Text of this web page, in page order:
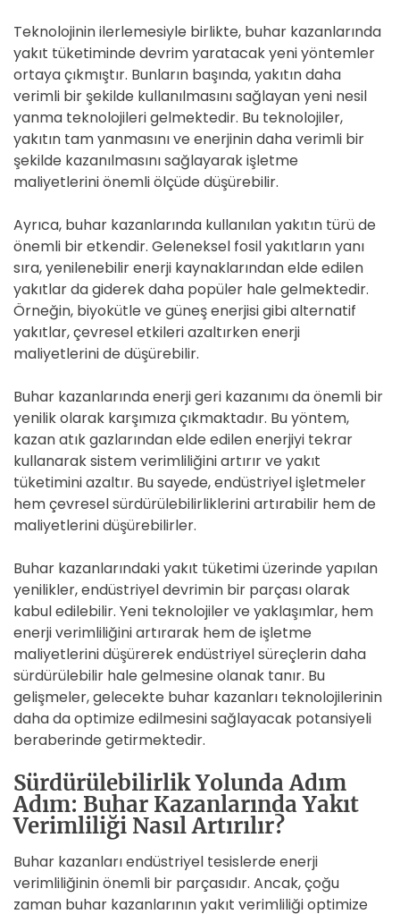
Teknolojinin ilerlemesiyle birlikte, buhar kazanlarında
yakıt tüketiminde devrim yaratacak yeni yöntemler
ortaya çıkmıştır. Bunların başında, yakıtın daha
verimli bir şekilde kullanılmasını sağlayan yeni nesil
yanma teknolojileri gelmektedir. Bu teknolojiler,
yakıtın tam yanmasını ve enerjinin daha verimli bir
şekilde kazanılmasını sağlayarak işletme
maliyetlerini önemli ölçüde düşürebilir.
Ayrıca, buhar kazanlarında kullanılan yakıtın türü de
önemli bir etkendir. Geleneksel fosil yakıtların yanı
sıra, yenilenebilir enerji kaynaklarından elde edilen
yakıtlar da giderek daha popüler hale gelmektedir.
Örneğin, biyokütle ve güneş enerjisi gibi alternatif
yakıtlar, çevresel etkileri azaltırken enerji
maliyetlerini de düşürebilir.
Buhar kazanlarında enerji geri kazanımı da önemli bir
yenilik olarak karşımıza çıkmaktadır. Bu yöntem,
kazan atık gazlarından elde edilen enerjiyi tekrar
kullanarak sistem verimliliğini artırır ve yakıt
tüketimini azaltır. Bu sayede, endüstriyel işletmeler
hem çevresel sürdürülebilirliklerini artırabilir hem de
maliyetlerini düşürebilirler.
Buhar kazanlarındaki yakıt tüketimi üzerinde yapılan
yenilikler, endüstriyel devrimin bir parçası olarak
kabul edilebilir. Yeni teknolojiler ve yaklaşımlar, hem
enerji verimliliğini artırarak hem de işletme
maliyetlerini düşürerek endüstriyel süreçlerin daha
sürdürülebilir hale gelmesine olanak tanır. Bu
gelişmeler, gelecekte buhar kazanları teknolojilerinin
daha da optimize edilmesini sağlayacak potansiyeli
beraberinde getirmektedir.
Sürdürülebilirlik Yolunda Adım
Adım: Buhar Kazanlarında Yakıt
Verimliliği Nasıl Artırılır?
Buhar kazanları endüstriyel tesislerde enerji
verimliliğinin önemli bir parçasıdır. Ancak, çoğu
zaman buhar kazanlarının yakıt verimliliği optimize